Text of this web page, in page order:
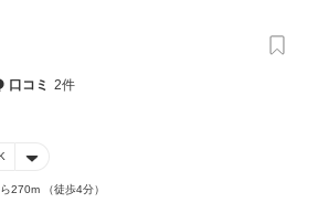
口コミ 2件
270m （徒歩4分）